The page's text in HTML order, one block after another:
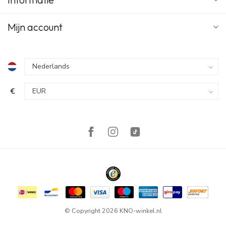
minimaal 4 uur te bedragen.
De omhulde tabletten in hun geheel doorslikken, desnoods met
wat water. Niet stukbijten, omdat dan de bittere smaak van het
ademhalingsproblemen, versnelde hartslag, stuipen en coma.
Bent u vergeten dit medicijn in te nemen?
Wanneer u een dosis gemist hebt, neem dan zo snel mogelijk
deze dosis alsnog in. Als het echter bijna tijd is voor de volgende
Mijn account
€
© Copyright 2026 KNO-winkel.nl